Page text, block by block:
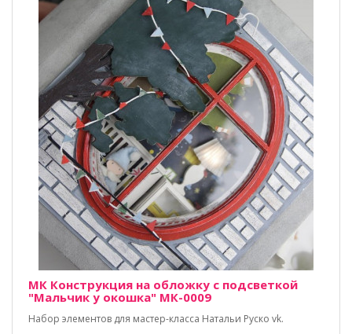
МК Конструкция на обложку с подсветкой
"Мальчик у окошка" МК-0009
Набор элементов для мастер-класса Натальи Руско vk.